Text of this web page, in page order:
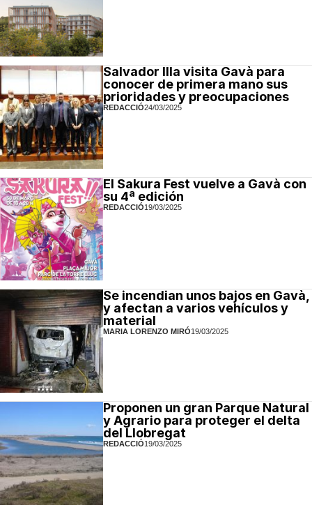
Salvador Illa visita Gavà para
conocer de primera mano sus
prioridades y preocupaciones
REDACCIÓ24/03/2025
El Sakura Fest vuelve a Gavà con
su 4ª edición
REDACCIÓ19/03/2025
Se incendian unos bajos en Gavà,
y afectan a varios vehículos y
material
MARIA LORENZO MIRÓ19/03/2025
Proponen un gran Parque Natural
y Agrario para proteger el delta
del Llobregat
REDACCIÓ19/03/2025